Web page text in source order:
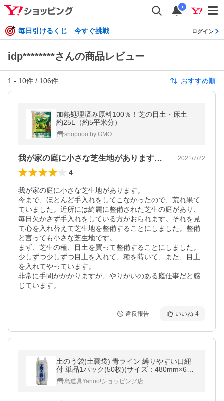
i
毎日引けるくじ 今すぐ挑戦 ログイン
idp********さんの商品レビュー
1 - 10件 / 106件 おすすめ順
加熱処理済み原料100％！芝の目土・床土
約25L（約5平米分）
shopooo by GMO
我が家の庭に小さな芝生地があります。今… 2021/7/22
4
我が家の庭に小さな芝生地があります。
今まで、ほとんど手入れをしてこなかったので、荒れ果て
ていました。近所には綺麗に整備された芝生の庭があり、
毎日欠かさず手入れをしている方がおられます。それを見
て心を入れ替えて芝生地を整備することにしました。整備
と言っても小さな芝生地です。
まず、芝生の種、目土を買って整備することにしました。
少しずつ少しずつ目土を入れて、種を蒔いて、また、目土
を入れてやっています。
非常に手間がかかりますが、やりがいのある庭仕事だと感
じています。
違反報告 いいね 4
土のう袋(土嚢袋) 青ライン 縛りやすい口紐
付 単品1パック(50枚)(サイズ：480mm×620
mm) ポリエチレン製 水害に備える防災備品
や建設現場用★
島道具Yahoo!ショッピング店